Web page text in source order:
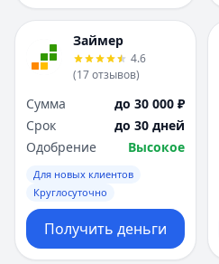
Займер
4.6
(17отзывов)
Сумма
до 30 000 ₽
Срок
до 30 дней
Одобрение
Высокое
Для новых клиентов
Круглосуточно
Получить деньги